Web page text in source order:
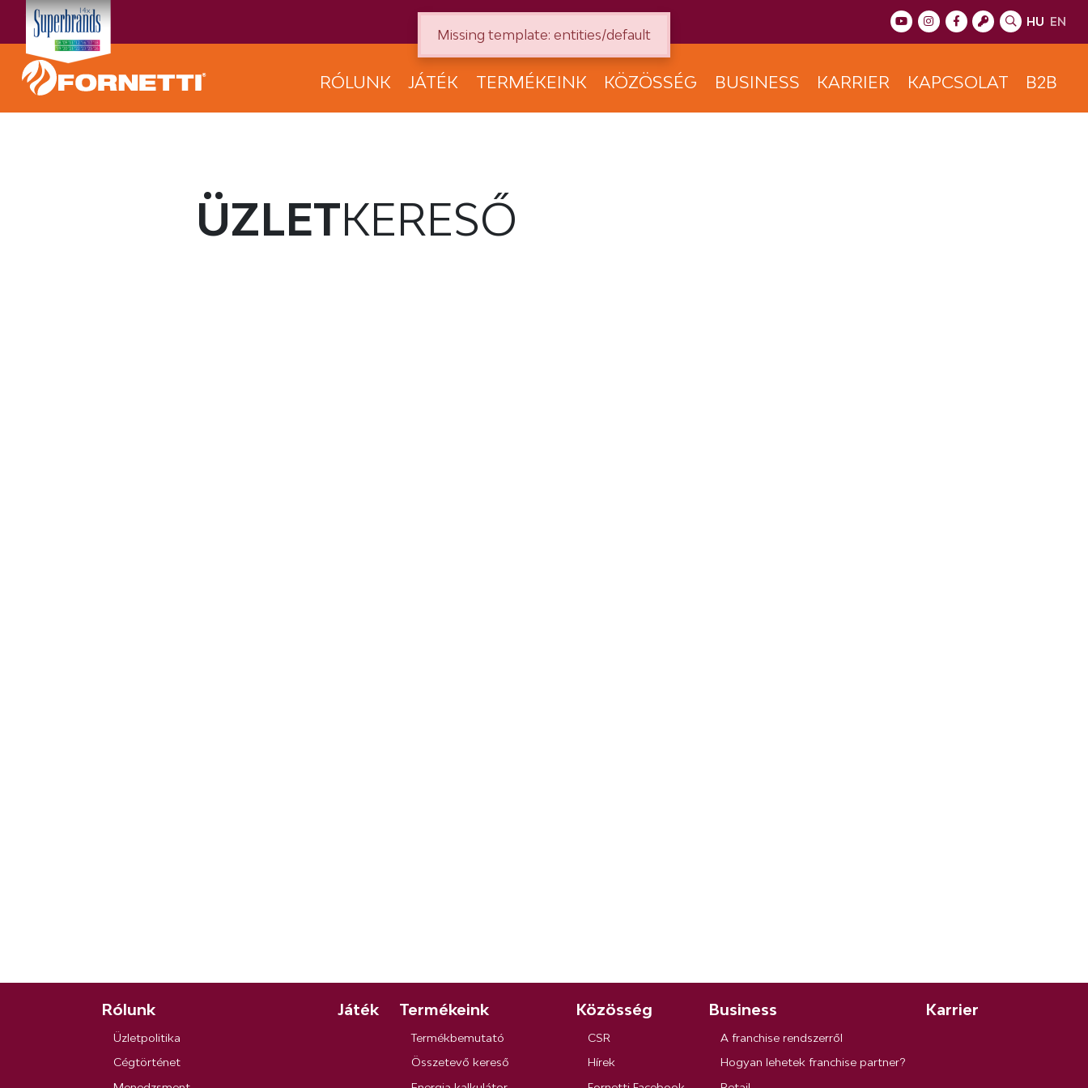
HU EN
RÓLUNK JÁTÉK TERMÉKEINK KÖZÖSSÉG BUSINESS KARRIER KAPCSOLAT B2B
ÜZLETKERESŐ
Rólunk
Üzletpolitika
Cégtörténet
Játék Termékeink
Termékbemutató
Összetevő kereső
Közösség
CSR
Hírek
Business
A franchise rendszerről
Hogyan lehetek franchise partner?
Karrier
Missing template: entities/default